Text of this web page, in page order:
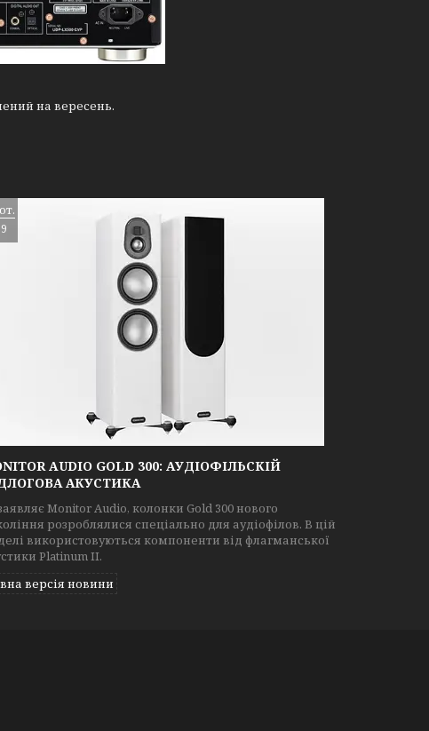
на вересень.
AUDIO GOLD 300: АУДІОФІЛЬСКІЙ
АКУСТИКА
Monitor Audio, колонки Gold 300 нового
розроблялися спеціально для аудіофілов. В цій
використовуються компоненти від флагманської
Platinum II.
версія новини